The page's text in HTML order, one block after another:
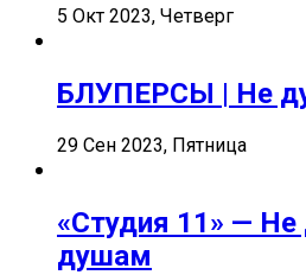
5 Окт 2023, Четверг
БЛУПЕРСЫ | Не
29 Сен 2023, Пятница
«Студия 11» —
душам